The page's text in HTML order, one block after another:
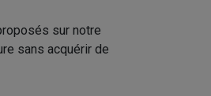
sur notre
sans acquérir de